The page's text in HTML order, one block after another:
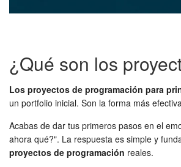
¿Qué son los
Los proyectos de programación para
un portfolio inicial. Son la forma más
Acabas de dar tus primeros pasos en el
ahora qué?". La respuesta es simple y
proyectos de programación reales.